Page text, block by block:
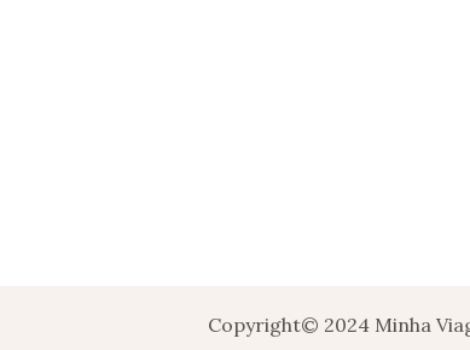
Copyright© 2024 Minha